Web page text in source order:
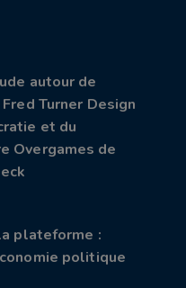
autour de
Turner Design
et du
Overgames de
plateforme :
politique